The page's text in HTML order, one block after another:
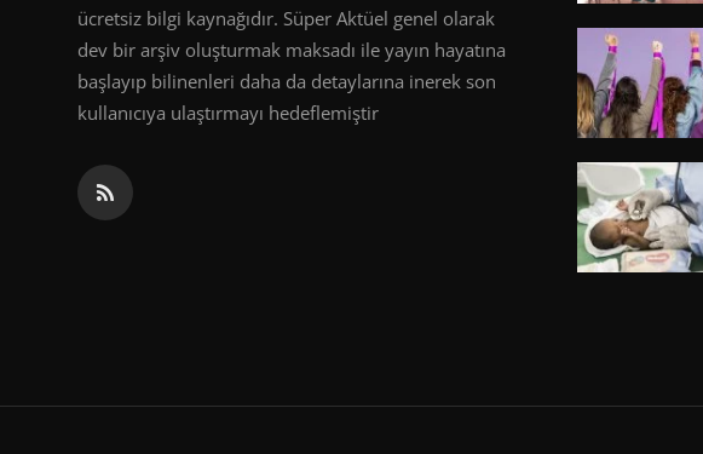
ücretsiz bilgi kaynağıdır. Süper Aktüel genel olarak
dev bir arşiv oluşturmak maksadı ile yayın hayatına
başlayıp bilinenleri daha da detaylarına inerek son
kullanıcıya ulaştırmayı hedeflemiştir